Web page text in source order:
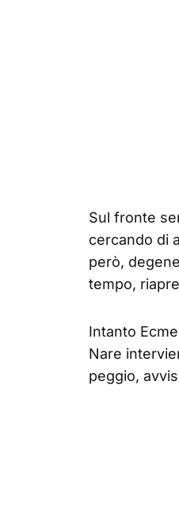
Sul fronte
cercando di
però,
tempo,
Intanto
Nare
peggio,